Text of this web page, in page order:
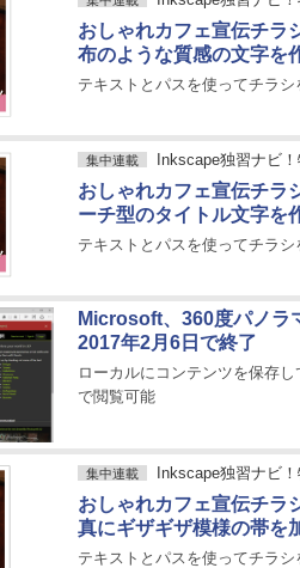
おしゃれカフェ宣伝チ
布のような質感の文字を
テキストとパスを使ってチラシ
集中連載 Inkscape独習ナビ
おしゃれカフェ宣伝チ
ーチ型のタイトル文字を
テキストとパスを使ってチラシ
Microsoft、360度パノラ
2017年2月6日で終了
ローカルにコンテンツを保存
で閲覧可能
集中連載 Inkscape独習ナビ
おしゃれカフェ宣伝チ
真にギザギザ模様の帯を
テキストとパスを使ってチラシ